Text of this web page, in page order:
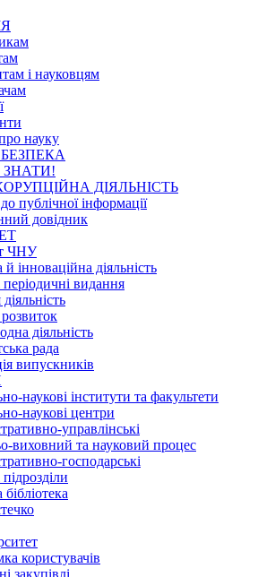
і науковцям
науку
ЗНАТИ!
ДІЯЛЬНІСТЬ
публічної інформації
довідник
ЧНУ
інноваційна діяльність
періодичні видання
діяльність
рада
випускників
наукові інститути та факультети
наукові центри
управлінські
виховний та науковий процес
господарські
користувачів
закупівлі